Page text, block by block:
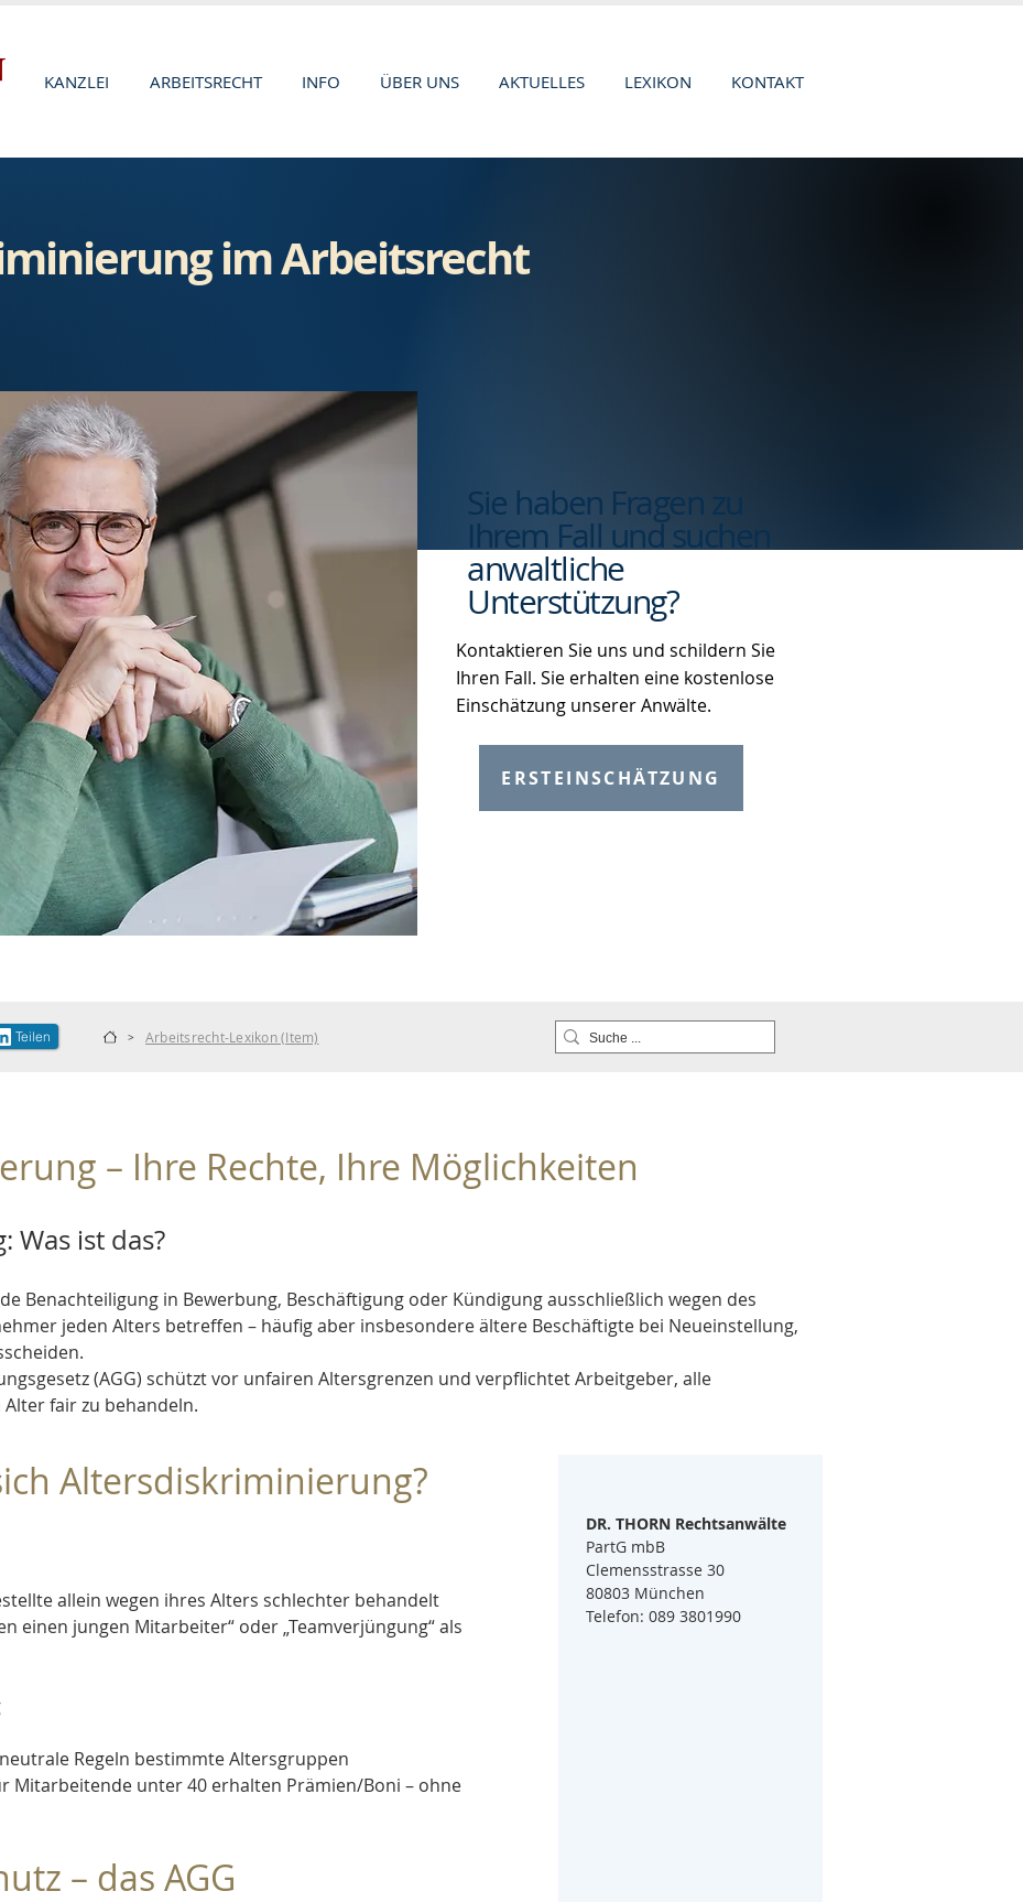
KANZLEI ARBEITSRECHT INFO ÜBER UNS AKTUELLES LEXIKON KONTAKT
im Arbeitsrecht
Sie haben Fragen zu
Ihrem Fall und suchen
anwaltliche
Unterstützung?
Kontaktieren Sie uns und schildern Sie
Ihren Fall. Sie erhalten eine kostenlose
Einschätzung unserer Anwälte.
ERSTEINSCHÄTZUNG
Teilen > Arbeitsrecht-Lexikon (Item)
– Ihre Rechte, Ihre Möglichkeiten
Was ist das?
Benachteiligung in Bewerbung, Beschäftigung oder Kündigung ausschließlich wegen des
jeden Alters betreffen – häufig aber insbesondere ältere Beschäftigte bei Neueinstellung,
(AGG) schützt vor unfairen Altersgrenzen und verpflichtet Arbeitgeber, alle
fair zu behandeln.
Altersdiskriminierung?
allein wegen ihres Alters schlechter behandelt
einen jungen Mitarbeiter“ oder „Teamverjüngung“ als
Regeln bestimmte Altersgruppen
Mitarbeitende unter 40 erhalten Prämien/Boni – ohne
– das AGG
DR. THORN Rechtsanwälte
PartG mbB
Clemensstrasse 30
80803 München
Telefon: 089 3801990